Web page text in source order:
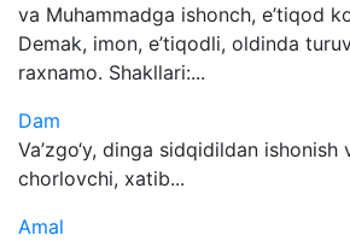
va Muhammadga ishonch, e’tiqod
Demak, imon, e’tiqodli, oldinda
raxnamo. Shakllari:...
Dam
Va’zgo‘y, dinga sidqidildan ishonish
chorlovchi, xatib...
Amal